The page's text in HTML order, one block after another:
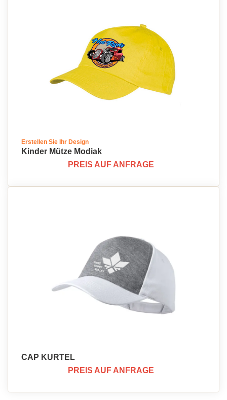
Erstellen Sie Ihr Design
Kinder Mütze Modiak
PREIS AUF ANFRAGE
CAP KURTEL
PREIS AUF ANFRAGE